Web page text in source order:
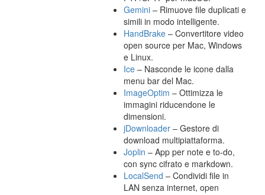
Gemini – Rimuove file duplicati e
simili in modo intelligente.
HandBrake – Convertitore video
open source per Mac, Windows
e Linux.
Ice – Nasconde le icone dalla
menu bar del Mac.
ImageOptim – Ottimizza le
immagini riducendone le
dimensioni.
jDownloader – Gestore di
download multipiattaforma.
Joplin – App per note e to-do,
con sync cifrato e markdown.
LocalSend – Condividi file in
LAN senza internet, open